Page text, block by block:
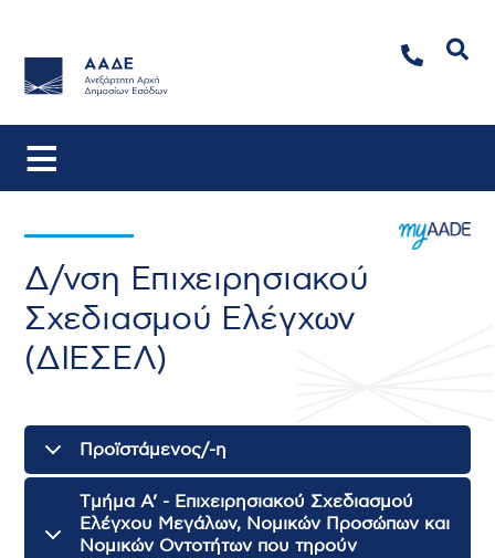
Δ/νση Επιχειρησιακού
Σχεδιασμού Ελέγχων
(ΔΙΕΣΕΛ)
Προϊστάμενος/-η
Tμήμα Α’ - Επιχειρησιακού Σχεδιασμού
Ελέγχου Μεγάλων, Νομικών Προσώπων και
Νομικών Οντοτήτων που τηρούν